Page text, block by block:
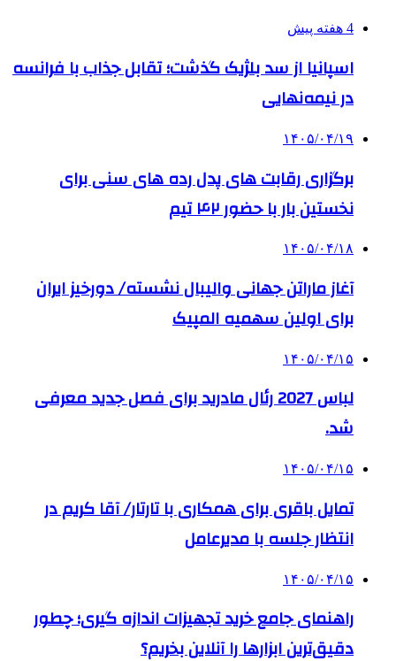
4 هفته پیش
اسپانیا از سد بلژیک گذشت؛ تقابل جذاب با فرانسه
در نیمه‌نهایی
۱۴۰۵/۰۴/۱۹
برگزاری رقابت های پدل رده های سنی برای
نخستین بار با حضور ۴۲ تیم
۱۴۰۵/۰۴/۱۸
آغاز ماراتن جهانی والیبال نشسته/ دورخیز ایران
برای اولین سهمیه المپیک
۱۴۰۵/۰۴/۱۵
لباس 2027 رئال مادرید برای فصل جدید معرفی
شد.
۱۴۰۵/۰۴/۱۵
تمایل باقری برای همکاری با تارتار/ آقا کریم در
انتظار جلسه با مدیرعامل
۱۴۰۵/۰۴/۱۵
راهنمای جامع خرید تجهیزات اندازه گیری؛ چطور
دقیق‌ترین ابزارها را آنلاین بخریم؟